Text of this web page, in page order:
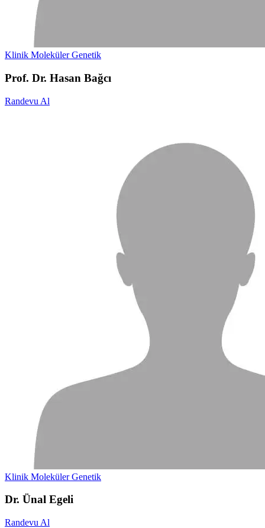
Klinik Moleküler Genetik
Prof. Dr. Hasan Bağcı
Randevu Al
Klinik Moleküler Genetik
Dr. Ünal Egeli
Randevu Al